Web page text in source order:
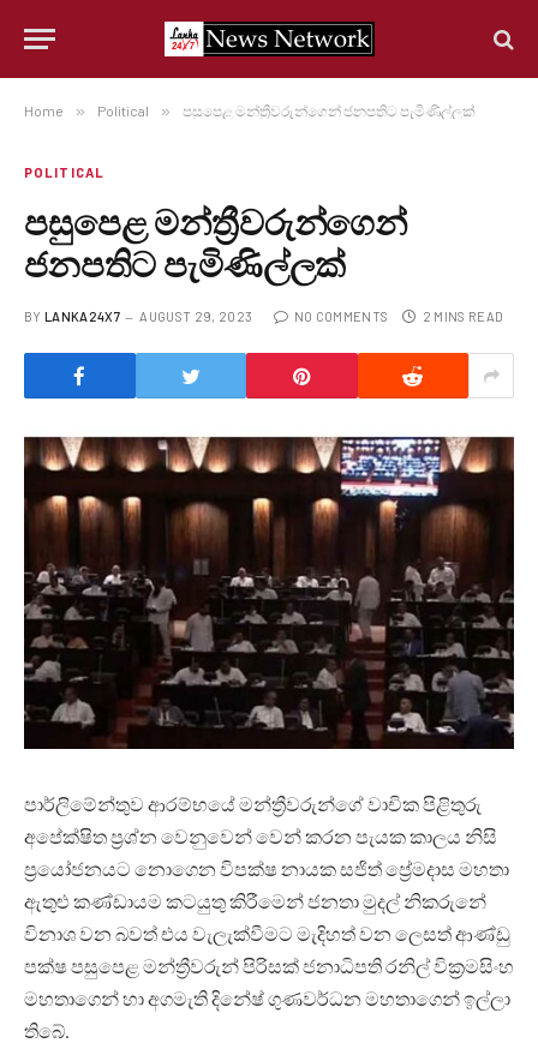
Home » Political » පසුපෙළ මන්ත්‍රීවරුන්ගෙන් ජනපතිට පැමිණිල්ලක්
POLITICAL
පසුපෙළ මන්ත්‍රීවරුන්ගෙන්
ජනපතිට පැමිණිල්ලක්
BY LANKA24X7 AUGUST 29, 2023 NO COMMENTS 2 MINS READ
පාර්ලිමේන්තුව ආරම්භයේ මන්ත්‍රීවරුන්ගේ වාචික පිළිතුරු
අපේක්ෂිත ප්‍රශ්න වෙනුවෙන් වෙන් කරන පැයක කාලය නිසි
ප්‍රයෝජනයට නොගෙන විපක්ෂ නායක සජිත් ප්‍රේමදාස මහතා
ඇතුළු කණ්ඩායම කටයුතු කිරීමෙන් ජනතා මුදල් නිකරුනේ
විනාශ වන බවත් එය වැලැක්වීමට මැදිහත් වන ලෙසත් ආණ්ඩු
පක්ෂ පසුපෙළ මන්ත්‍රීවරුන් පිරිසක් ජනාධිපති රනිල් වික්‍රමසිංහ
මහතාගෙන් හා අගමැති දිනේෂ් ගුණවර්ධන මහතාගෙන් ඉල්ලා
තිබේ.